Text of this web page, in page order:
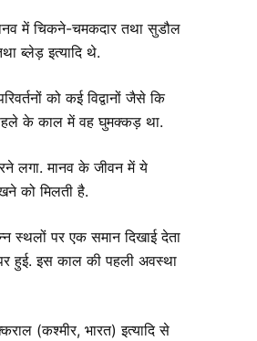
में चिकने-चमकदार तथा सुडौल
ब्लेड़ इत्यादि थे.
को कई विद्वानों जैसे कि
पहले के काल में वह घुमक्कड़ था.
लगा. मानव के जीवन में ये
को मिलती है.
स्थलों पर एक समान दिखाई देता
हुई. इस काल की पहली अवस्था
(कश्मीर, भारत) इत्यादि से